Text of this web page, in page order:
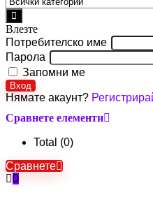
Влезте
Потребителско име
Парола
Запомни ме
Вход
Нямате акаунт?
Сравнете елементи
Total (0)
Сравнете
0